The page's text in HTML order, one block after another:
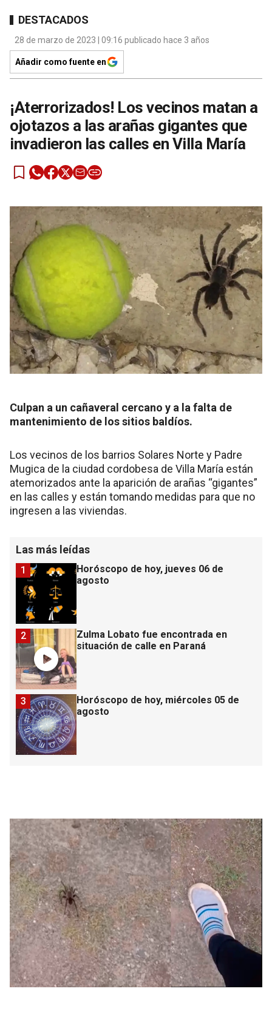
DESTACADOS
28 de marzo de 2023 | 09:16 publicado hace 3 años
Añadir como fuente en
¡Aterrorizados! Los vecinos matan a
ojotazos a las arañas gigantes que
invadieron las calles en Villa María
Culpan a un cañaveral cercano y a la falta de
mantenimiento de los sitios baldíos.
Los vecinos de los barrios Solares Norte y Padre
Mugica de la ciudad cordobesa de Villa María están
atemorizados ante la aparición de arañas “gigantes”
en las calles y están tomando medidas para que no
ingresen a las viviendas.
Las más leídas
Horóscopo de hoy, jueves 06 de
agosto
1
Zulma Lobato fue encontrada en
situación de calle en Paraná
2
Horóscopo de hoy, miércoles 05 de
agosto
3